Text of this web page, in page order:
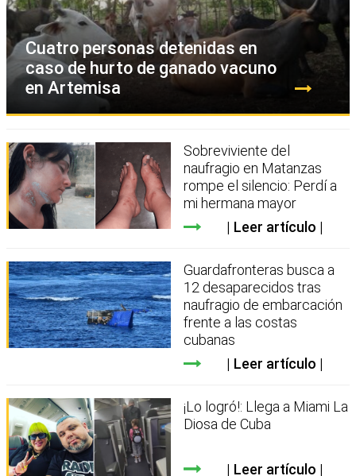
Cuatro personas detenidas en
caso de hurto de ganado vacuno
en Artemisa
Sobreviviente del
naufragio en Matanzas
rompe el silencio: Perdí a
mi hermana mayor
Leer artículo
Guardafronteras busca a
12 desaparecidos tras
naufragio de embarcación
frente a las costas
cubanas
Leer artículo
¡Lo logró!: Llega a Miami La
Diosa de Cuba
Leer artículo